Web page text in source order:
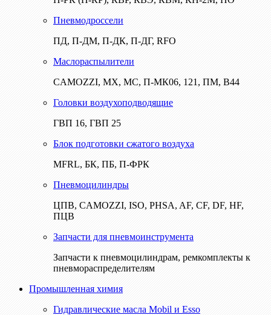
Пневмодроссели
ПД, П-ДМ, П-ДК, П-ДГ, RFO
Маслораспылители
CAMOZZI, МХ, МС, П-МК06, 121, ПМ, В44
Головки воздухоподводящие
ГВП 16, ГВП 25
Блок подготовки сжатого воздуха
MFRL, БК, ПБ, П-ФРК
Пневмоцилиндры
ЦПВ, CAMOZZI, ISO, PHSA, AF, CF, DF, HF,
ПЦВ
Запчасти для пневмоинструмента
Запчасти к пневмоцилиндрам, ремкомплекты к
пневмораспределителям
Промышленная химия
Гидравлические масла Mobil и Esso